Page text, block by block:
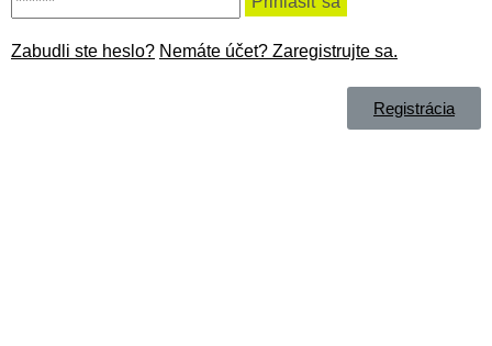
Zabudli ste heslo? Nemáte účet? Zaregistrujte sa.
Registrácia